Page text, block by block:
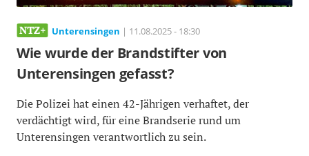
Unterensingen | 11.08.2025 - 18:30
Wie wurde der Brandstifter von
Unterensingen gefasst?
Die Polizei hat einen 42-Jährigen verhaftet, der
verdächtigt wird, für eine Brandserie rund um
Unterensingen verantwortlich zu sein.